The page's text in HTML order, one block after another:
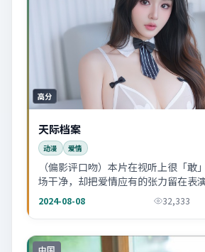
高分
天际档案
动漫 爱情
（偏影评口吻）本片在视听上很「敢
场干净，却把爱情应有的张力留在表
戏值得反复拉片。
2024-08-08 32,333
中国